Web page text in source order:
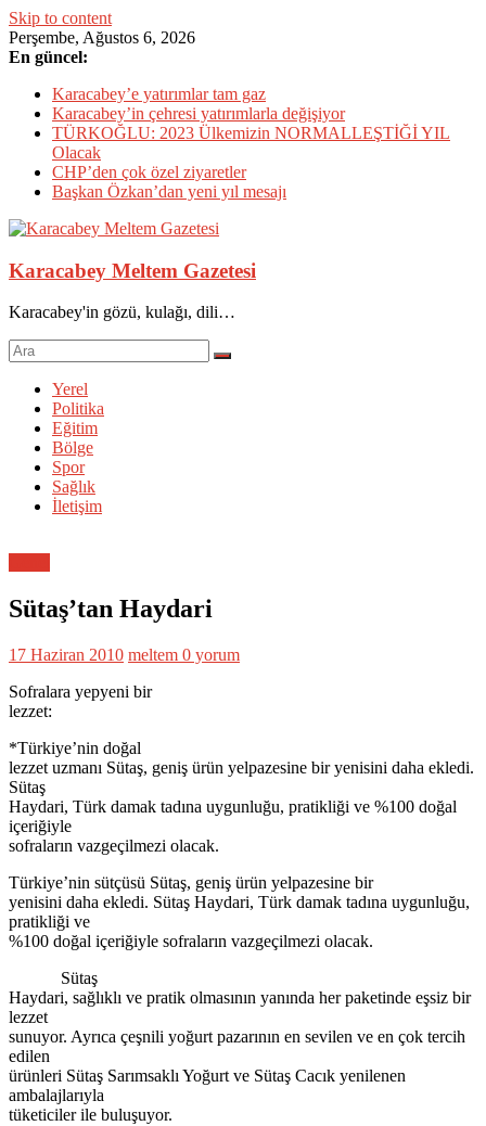
Skip to content
Perşembe, Ağustos 6, 2026
En güncel:
Karacabey’e yatırımlar tam gaz
Karacabey’in çehresi yatırımlarla değişiyor
TÜRKOĞLU: 2023 Ülkemizin NORMALLEŞTİĞİ YIL
Olacak
CHP’den çok özel ziyaretler
Başkan Özkan’dan yeni yıl mesajı
Karacabey Meltem Gazetesi
Karacabey'in gözü, kulağı, dili…
Yerel
Politika
Eğitim
Bölge
Spor
Sağlık
İletişim
Sütaş’tan Haydari
17 Haziran 2010 meltem 0 yorum
Sofralara yepyeni bir
lezzet:
*Türkiye’nin doğal
lezzet uzmanı Sütaş, geniş ürün yelpazesine bir yenisini daha ekledi.
Sütaş
Haydari, Türk damak tadına uygunluğu, pratikliği ve %100 doğal
içeriğiyle
sofraların vazgeçilmezi olacak.
Türkiye’nin sütçüsü Sütaş, geniş ürün yelpazesine bir
yenisini daha ekledi. Sütaş Haydari, Türk damak tadına uygunluğu,
pratikliği ve
%100 doğal içeriğiyle sofraların vazgeçilmezi olacak.
Sütaş
Haydari, sağlıklı ve pratik olmasının yanında her paketinde eşsiz bir
lezzet
sunuyor. Ayrıca çeşnili yoğurt pazarının en sevilen ve en çok tercih
edilen
ürünleri Sütaş Sarımsaklı Yoğurt ve Sütaş Cacık yenilenen
ambalajlarıyla
tüketiciler ile buluşuyor.